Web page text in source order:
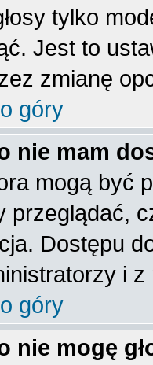
tylko
Jest to
zmianę
góry
nie mam
mogą być
przeglądać,
Dostępu
i
góry
nie mogę